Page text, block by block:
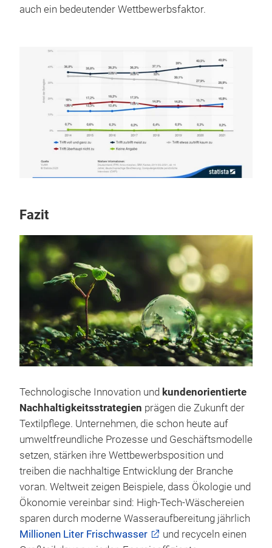
auch ein bedeutender Wettbewerbsfaktor.
Fazit
Technologische Innovation und kundenorientierte
Nachhaltigkeitsstrategien prägen die Zukunft der
Textilpflege. Unternehmen, die schon heute auf
umweltfreundliche Prozesse und Geschäftsmodelle
setzen, stärken ihre Wettbewerbsposition und
treiben die nachhaltige Entwicklung der Branche
voran. Weltweit zeigen Beispiele, dass Ökologie und
Ökonomie vereinbar sind: High-Tech-Wäschereien
sparen durch moderne Wasseraufbereitung jährlich
Millionen Liter Frischwasser
und recyceln einen